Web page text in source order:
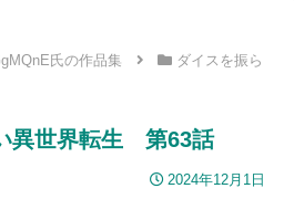
氏の作品集
ダイスを振ら
異世界転生 第63話
2024年12月1日